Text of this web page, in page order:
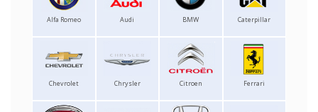
Alfa Romeo Audi BMW Caterpillar
Chevrolet Chrysler Citroen Ferrari